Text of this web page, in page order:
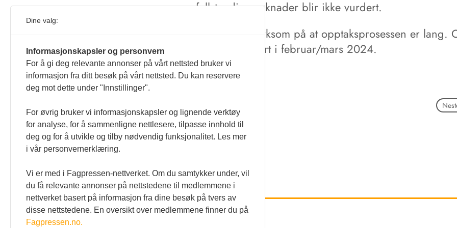
ufullstendige søknader blir ikke vurdert.
Vi gjør oppmerksom på at opptaksprosessen er lang.
forventes sluttført i februar/mars 2024.
Dine valg:
Informasjonskapsler og personvern
For å gi deg relevante annonser på vårt nettsted bruker vi
informasjon fra ditt besøk på vårt nettsted. Du kan reservere
deg mot dette under "Innstillinger".
For øvrig bruker vi informasjonskapsler og lignende verktøy
for analyse, for å sammenligne nettlesere, tilpasse innhold til
deg og for å utvikle og tilby nødvendig funksjonalitet. Les mer
i vår personvernerklæring.
Vi er med i Fagpressen-nettverket. Om du samtykker under, vil
du få relevante annonser på nettstedene til medlemmene i
nettverket basert på informasjon fra dine besøk på tvers av
disse nettstedene. En oversikt over medlemmene finner du på
Fagpressen.no.